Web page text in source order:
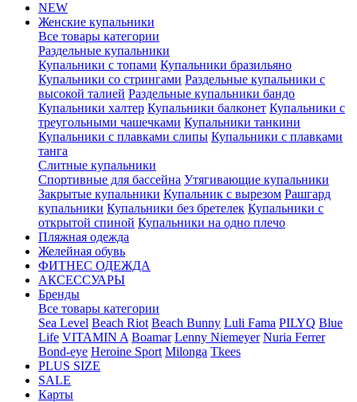
NEW
Женские купальники
Все товары категории
Раздельные купальники
Купальники с топами Купальники бразильяно
Купальники со стрингами Раздельные купальники с
высокой талией Раздельные купальники бандо
Купальники халтер Купальники балконет Купальники с
треугольными чашечками Купальники танкини
Купальники с плавками слипы Купальники с плавками
танга
Слитные купальники
Спортивные для бассейна Утягивающие купальники
Закрытые купальники Купальник с вырезом Рашгард
купальники Купальники без бретелек Купальники с
открытой спиной Купальники на одно плечо
Пляжная одежда
Желейная обувь
ФИТНЕС ОДЕЖДА
АКСЕССУАРЫ
Бренды
Все товары категории
Sea Level Beach Riot Beach Bunny Luli Fama PILYQ Blue
Life VITAMIN A Boamar Lenny Niemeyer Nuria Ferrer
Bond-eye Heroine Sport Milonga Tkees
PLUS SIZE
SALE
Карты